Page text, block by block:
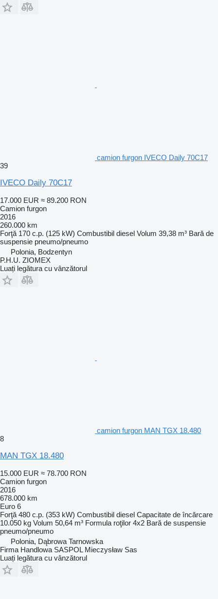
camion furgon IVECO Daily 70C17
39
IVECO Daily 70C17
17.000 EUR ≈ 89.200 RON
Camion furgon
2016
260.000 km
Forţă 170 c.p. (125 kW) Combustibil diesel Volum 39,38 m³ Bară de
suspensie pneumo/pneumo
Polonia, Bodzentyn
P.H.U. ZIOMEX
Luați legătura cu vânzătorul
camion furgon MAN TGX 18.480
8
MAN TGX 18.480
15.000 EUR ≈ 78.700 RON
Camion furgon
2016
678.000 km
Euro 6
Forţă 480 c.p. (353 kW) Combustibil diesel Capacitate de încărcare
10.050 kg Volum 50,64 m³ Formula roţilor 4x2 Bară de suspensie
pneumo/pneumo
Polonia, Dąbrowa Tarnowska
Firma Handlowa SASPOL Mieczysław Sas
Luați legătura cu vânzătorul